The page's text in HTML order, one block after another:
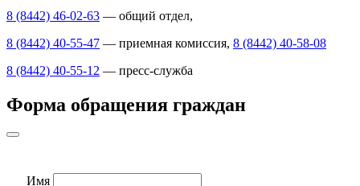
8 (8442) 46-02-63 — общий отдел,
8 (8442) 40-55-47 — приемная комиссия, 8 (8442) 40-58-08
8 (8442) 40-55-12 — пресс-служба
Форма обращения граждан
Имя